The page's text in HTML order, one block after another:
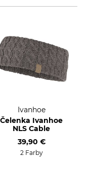
Ivanhoe
Čelenka Ivanhoe
NLS Cable
39,90 €
2 Farby